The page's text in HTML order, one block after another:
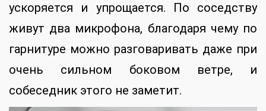
ускоряется и упрощается. По соседству
живут два микрофона, благодаря чему по
гарнитуре можно разговаривать даже при
очень сильном боковом ветре, и
собеседник этого не заметит.